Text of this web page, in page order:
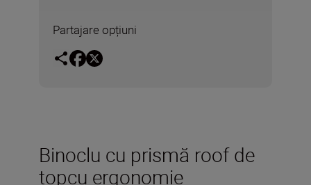
Partajare opțiuni
Binoclu cu prismă roof de
topcu ergonomie